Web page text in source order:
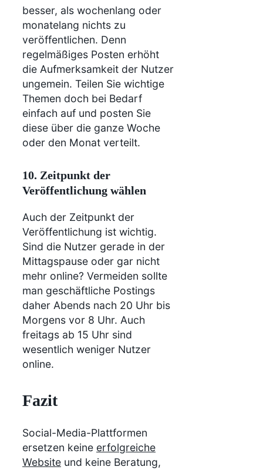
besser, als wochenlang oder
monatelang nichts zu
veröffentlichen. Denn
regelmäßiges Posten erhöht
die Aufmerksamkeit der Nutzer
ungemein. Teilen Sie wichtige
Themen doch bei Bedarf
einfach auf und posten Sie
diese über die ganze Woche
oder den Monat verteilt.
10. Zeitpunkt der
Veröffentlichung wählen
Auch der Zeitpunkt der
Veröffentlichung ist wichtig.
Sind die Nutzer gerade in der
Mittagspause oder gar nicht
mehr online? Vermeiden sollte
man geschäftliche Postings
daher Abends nach 20 Uhr bis
Morgens vor 8 Uhr. Auch
freitags ab 15 Uhr sind
wesentlich weniger Nutzer
online.
Fazit
Social-Media-Plattformen
ersetzen keine erfolgreiche
Website und keine Beratung,